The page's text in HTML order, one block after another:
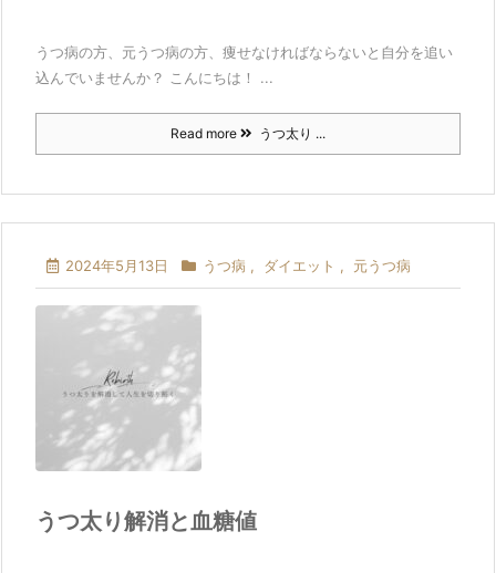
うつ病の方、元うつ病の方、痩せなければならないと自分を追い
込んでいませんか？ こんにちは！ ...
Read more うつ太り ...
2024年5月13日 うつ病 , ダイエット , 元うつ病
うつ太り解消と血糖値